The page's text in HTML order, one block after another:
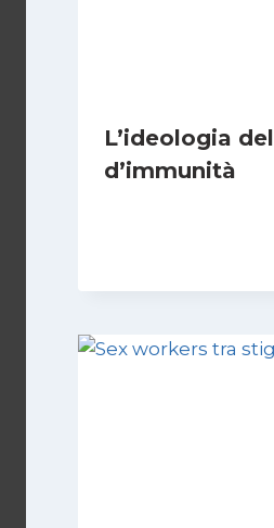
L’ideologia
d’immunità